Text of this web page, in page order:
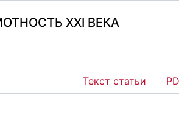
XXI ВЕКА
Текст статьи